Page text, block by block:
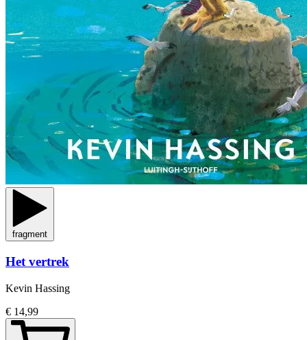
fragment
Het vertrek
Kevin Hassing
€ 14,99